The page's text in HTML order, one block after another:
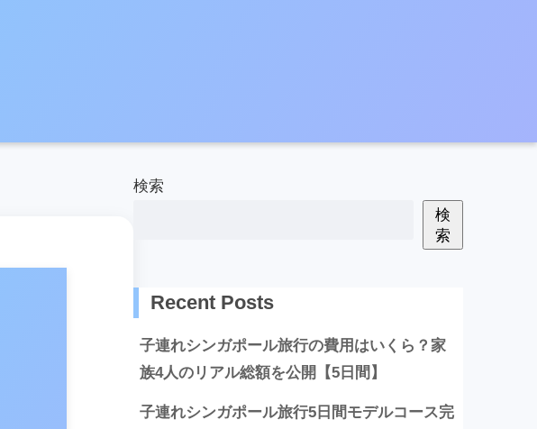
検索
検
索
Recent Posts
子連れシンガポール旅行の費用はいくら？家
族4人のリアル総額を公開【5日間】
子連れシンガポール旅行5日間モデルコース完